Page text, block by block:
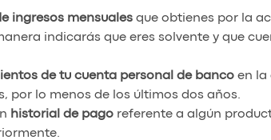
ingresos mensualesque obtienes por la
indicarás que eres solvente y que
de tu cuenta personal de bancoen la
por lo menos de los últimos dos años.
historial de pagoreferente a algún